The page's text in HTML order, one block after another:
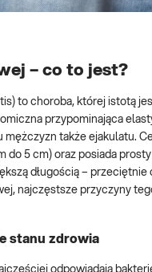
– co to jest?
to choroba, której istotą
przypominająca
także ejakulatu.
do 5 cm) oraz posiada
długością –
najczęstsze przyczyny
stanu zdrowia
odpowiadają